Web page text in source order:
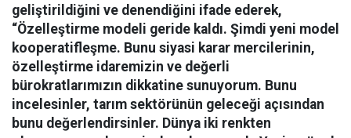
geliştirildiğini ve denendiğini ifade ederek,
“Özelleştirme modeli geride kaldı. Şimdi yeni model
kooperatifleşme. Bunu siyasi karar mercilerinin,
özelleştirme idaremizin ve değerli
bürokratlarımızın dikkatine sunuyorum. Bunu
incelesinler, tarım sektörünün geleceği açısından
bunu değerlendirsinler. Dünya iki renkten